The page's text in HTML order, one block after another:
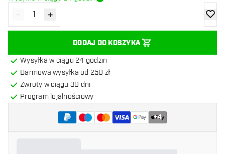
Zmniejsz ilość
- Zwiększ ilość
+
DODAJ DO KOSZYKA
Wysyłka w ciągu 24 godzin
Darmowa wysyłka od 250 zł
Zwroty w ciągu 30 dni
Program lojalnościowy
+4